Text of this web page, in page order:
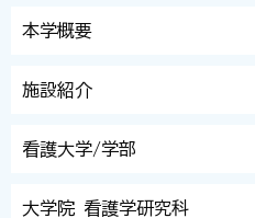
本学概要
施設紹介
看護大学/学部
大学院 看護学研究科